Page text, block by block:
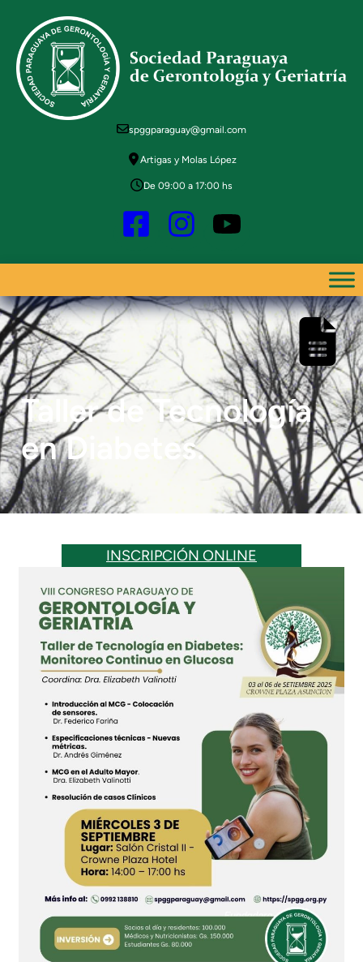
contenido
spggparaguay@gmail.com
Artigas y Molas López
De 09:00 a 17:00 hs
Taller de Tecnología
en Diabetes.
INSCRIPCIÓN ONLINE